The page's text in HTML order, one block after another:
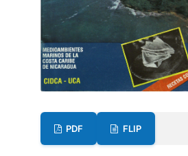
PDF FLIP